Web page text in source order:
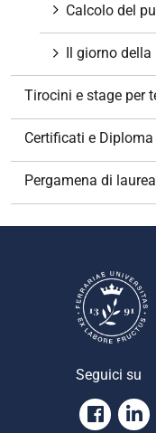
Calcolo del
Il giorno della
Tirocini e stage per
Certificati e
Pergamena di laurea
Seguici su